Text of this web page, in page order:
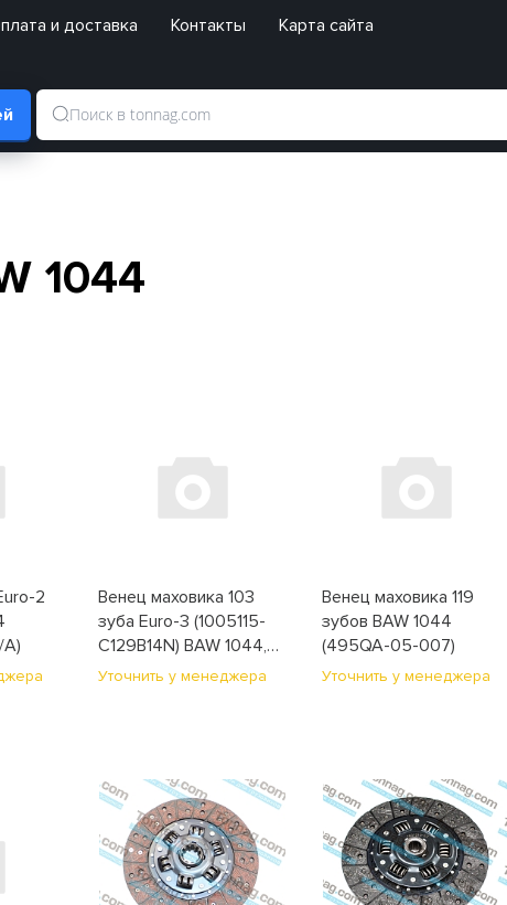
и доставка Контакты Карта сайта
1044
2
Венец маховика 103
зуба Euro-3 (1005115-
C129B14N) BAW 1044,
1065, FAW 1041, 1051
Уточнить у менеджера
Венец маховика 119
зубов BAW 1044
(495QA-05-007)
Уточнить у менеджера